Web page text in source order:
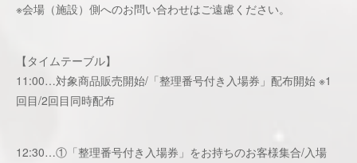
※会場（施設）側へのお問い合わせはご遠慮ください。
【タイムテーブル】
11:00…対象商品販売開始/「整理番号付き入場券」配布開始 ※1
回目/2回目同時配布
12:30…①「整理番号付き入場券」をお持ちのお客様集合/入場